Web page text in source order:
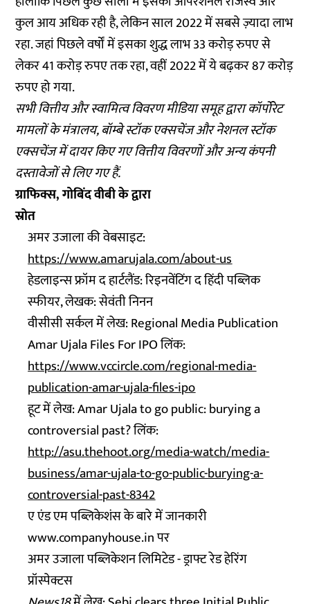
कुल आय अधिक रही है, लेकिन साल 2022 में सबसे ज़्यादा लाभ
रहा. जहां पिछले वर्षों में इसका शुद्ध लाभ 33 करोड़ रुपए से
लेकर 41 करोड़ रुपए तक रहा, वहीं 2022 में ये बढ़कर 87 करोड़
रुपए हो गया.
सभी वित्तीय और स्वामित्व विवरण मीडिया समूह द्वारा कॉर्पोरेट
मामलों के मंत्रालय, बॉम्बे स्टॉक एक्सचेंज और नेशनल स्टॉक
एक्सचेंज में दायर किए गए वित्तीय विवरणों और अन्य कंपनी
दस्तावेजों से लिए गए हैं.
ग्राफिक्स, गोबिंद वीबी के द्वारा
स्रोत
अमर उजाला की वेबसाइट:
https://www.amarujala.com/about-us
हेडलाइन्स फ्रॉम द हार्टलैंड: रिइनवेंटिंग द हिंदी पब्लिक
स्फीयर, लेखक: सेवंती निनन
वीसीसी सर्कल में लेख: Regional Media Publication
Amar Ujala Files For IPO लिंक:
https://www.vccircle.com/regional-media-
publication-amar-ujala-files-ipo
हूट में लेख: Amar Ujala to go public: burying a
controversial past? लिंक:
http://asu.thehoot.org/media-watch/media-
business/amar-ujala-to-go-public-burying-a-
controversial-past-8342
ए एंड एम पब्लिकेशंस के बारे में जानकारी
www.companyhouse.in पर
अमर उजाला पब्लिकेशन लिमिटेड - ड्राफ्ट रेड हेरिंग
प्रॉस्पेक्टस